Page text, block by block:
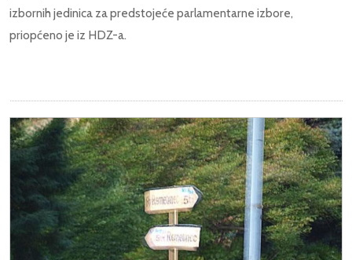
izbornih jedinica za predstojeće parlamentarne izbore,
priopćeno je iz HDZ-a.